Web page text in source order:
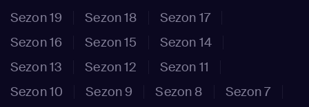
Sezon 19 Sezon 18
Sezon 17
Sezon 16
Sezon 15
Sezon 14
Sezon 13
Sezon 12
Sezon 11
Sezon 10
Sezon 9 Sezon 8
Sezon 7